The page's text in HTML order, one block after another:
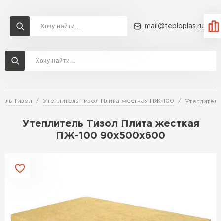
mail@teploplas.ru
Тизол Утеплитель Тизол Плита жесткая ПЖ-100
Утеплитель Тизол Плита жесткая
ПЖ-100 90х500х600
Доставка и оплата
Утеплитель Ветонит
Утеплитель Технониколь
Утеплитель Rockwool